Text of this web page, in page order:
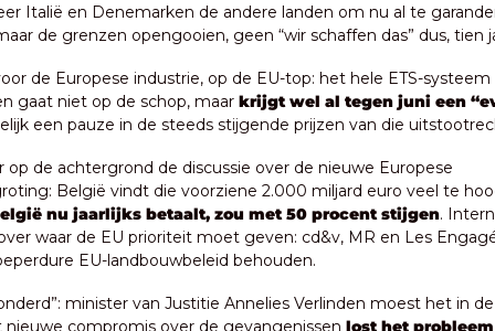
Italië en Denemarken de andere landen om nu al te
de grenzen opengooien, geen “wir schaffen das” dus, tien
de Europese industrie, op de EU-top: het hele ETS-systeem
gaat niet op de schop, maar krijgt wel al tegen juni een
een pauze in de steeds stijgende prijzen van die
op de achtergrond de discussie over de nieuwe Europese
België vindt die voorziene 2.000 miljard euro veel te
nu jaarlijks betaalt, zou met 50 procent stijgen.
waar de EU prioriteit moet geven: cd&v, MR en Les
EU-landbouwbeleid behouden.
minister van Justitie Annelies Verlinden moest het in
compromis over de gevangenissen lost het